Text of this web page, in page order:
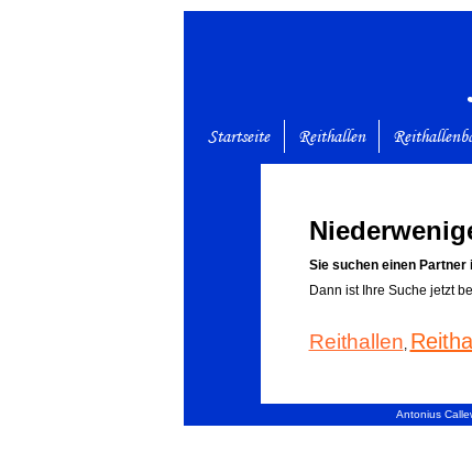
Startseite Reithallen
Sie suchen einen Partner
Dann ist Ihre Suche jetzt
Reithallen
Antonius